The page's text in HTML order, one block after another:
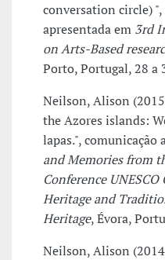
conversation circle)
apresentada em 3rd
on Arts-Based
Porto, Portugal, 28 a
Neilson, Alison
the Azores islands:
lapas.", comunicação
and Memories from
Conference
Heritage and
Heritage, Évora,
Neilson, Alison